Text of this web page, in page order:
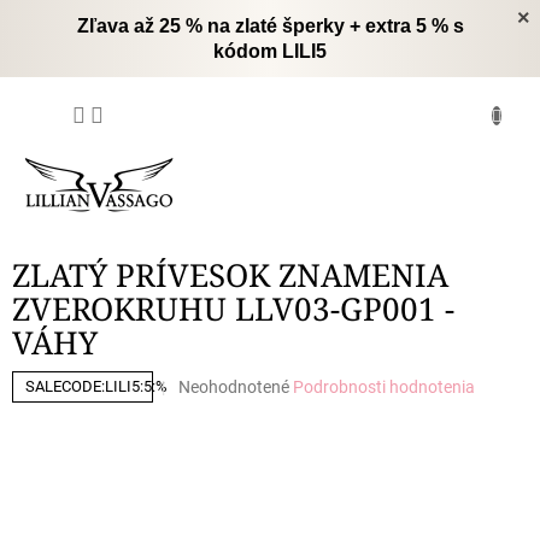
×
Zľava až 25 % na zlaté šperky + extra 5 % s
kódom LILI5
ZLATÝ PRÍVESOK ZNAMENIA
ZVEROKRUHU LLV03-GP001 -
VÁHY
SALECODE:LILI5:5:%
Priemerné
Neohodnotené Podrobnosti hodnotenia